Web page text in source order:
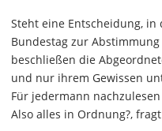
Steht eine Entscheidung, in
Bundestag zur
beschließen die
und nur ihrem Gewissen
Für jedermann
Also alles in Ordnung?,